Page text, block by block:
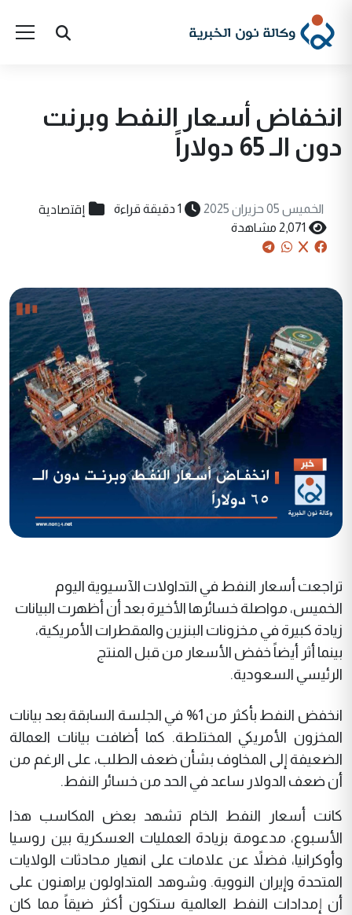
انخفاض أسعار النفط وبرنت
دون الـ 65 دولاراً
الخميس 05 حزيران 2025 1 دقيقة قراءة إقتصادية
2,071 مشاهدة
تراجعت أسعار النفط في التداولات الآسيوية اليوم
الخميس، مواصلة خسائرها الأخيرة بعد أن أظهرت البيانات
زيادة كبيرة في مخزونات البنزين والمقطرات الأمريكية،
بينما أثر أيضاً خفض الأسعار من قبل المنتج
الرئيسي السعودية.
انخفض النفط بأكثر من 1% في الجلسة السابقة بعد بيانات
المخزون الأمريكي المختلطة. كما أضافت بيانات العمالة
الضعيفة إلى المخاوف بشأن ضعف الطلب، على الرغم من
أن ضعف الدولار ساعد في الحد من خسائر النفط.
كانت أسعار النفط الخام تشهد بعض المكاسب هذا
الأسبوع، مدعومة بزيادة العمليات العسكرية بين روسيا
وأوكرانيا، فضلاً عن علامات على انهيار محادثات الولايات
المتحدة وإيران النووية. وشوهد المتداولون يراهنون على
أن إمدادات النفط العالمية ستكون أكثر ضيقاً مما كان